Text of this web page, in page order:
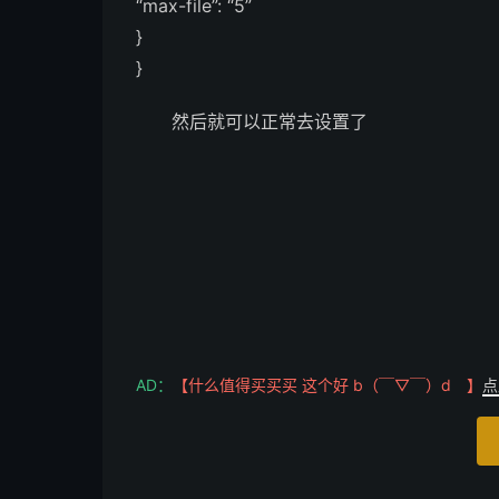
“max-file”: “5”
}
}
然后就可以正常去设置了
AD： 【什么值得买买买 这个好 b（￣▽￣）d 】